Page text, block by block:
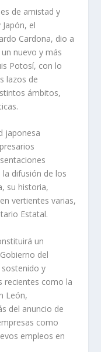
de amistad y
el
Cardona, dio a
nuevo y más
Potosí, con lo
lazos de
ámbitos,
japonesa
difusión de los
su historia,
vertientes varias,
Estatal.
un
del
y
recientes como la
León,
del anuncio de
como
empleos en